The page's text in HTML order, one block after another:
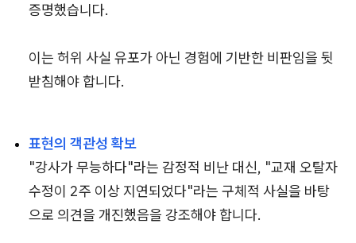
증명했습니다.
이는 허위 사실 유포가 아닌 경험에 기반한 비판임을 뒷
받침해야 합니다.
표현의 객관성 확보
"강사가 무능하다"라는 감정적 비난 대신, "교재 오탈자
수정이 2주 이상 지연되었다"라는 구체적 사실을 바탕
으로 의견을 개진했음을 강조해야 합니다.